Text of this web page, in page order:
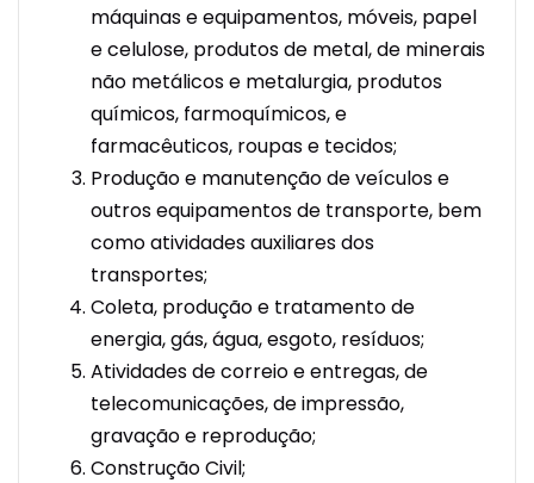
máquinas e equipamentos, móveis, papel
e celulose, produtos de metal, de minerais
não metálicos e metalurgia, produtos
químicos, farmoquímicos, e
farmacêuticos, roupas e tecidos;
Produção e manutenção de veículos e
outros equipamentos de transporte, bem
como atividades auxiliares dos
transportes;
Coleta, produção e tratamento de
energia, gás, água, esgoto, resíduos;
Atividades de correio e entregas, de
telecomunicações, de impressão,
gravação e reprodução;
Construção Civil;